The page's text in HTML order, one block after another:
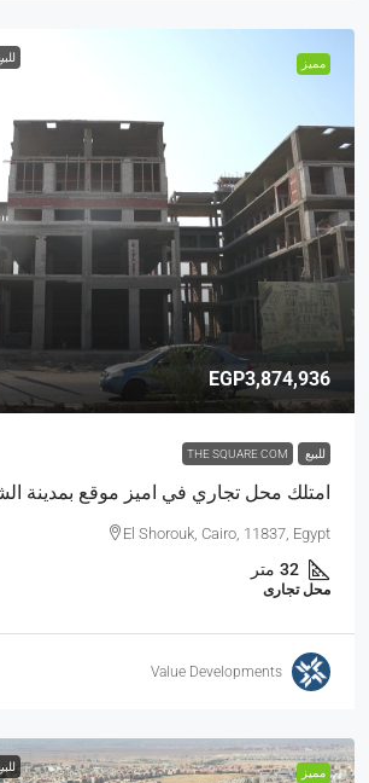
مميز
EGP3,874,936
للبيع THE SQUARE COM
امتلك محل تجاري في اميز موقع بمدينة
El Shorouk, Cairo, 11837, Egypt
32 متر
محل تجارى
Value Developments
مميز